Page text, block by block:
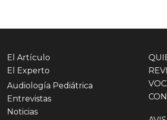
El Artículo
El Experto
Audiología Pediátrica
Entrevistas
Noticias